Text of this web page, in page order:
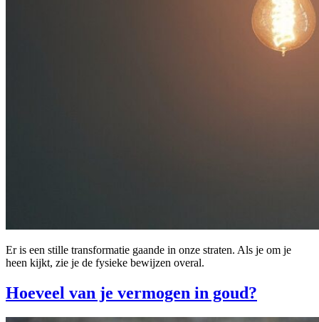
Er is een stille transformatie gaande in onze straten. Als je om je
heen kijkt, zie je de fysieke bewijzen overal.
Hoeveel van je vermogen in goud?